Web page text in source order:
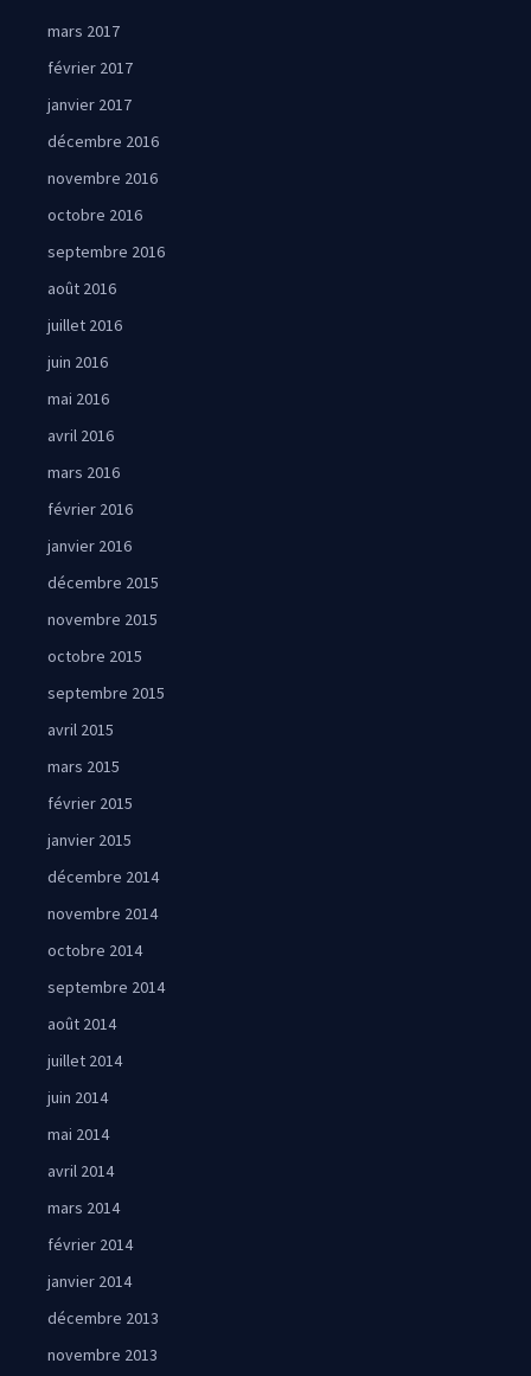
mars 2017
février 2017
janvier 2017
décembre 2016
novembre 2016
octobre 2016
septembre 2016
août 2016
juillet 2016
juin 2016
mai 2016
avril 2016
mars 2016
février 2016
janvier 2016
décembre 2015
novembre 2015
octobre 2015
septembre 2015
avril 2015
mars 2015
février 2015
janvier 2015
décembre 2014
novembre 2014
octobre 2014
septembre 2014
août 2014
juillet 2014
juin 2014
mai 2014
avril 2014
mars 2014
février 2014
janvier 2014
décembre 2013
novembre 2013